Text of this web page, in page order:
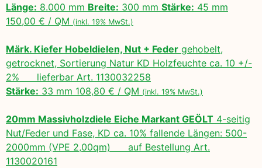
Länge: 8.000 mm Breite: 300 mm Stärke: 45 mm
150,00 € / QM (inkl. 19% MwSt.)
Märk. Kiefer Hobeldielen, Nut + Feder gehobelt,
getrocknet, Sortierung Natur KD Holzfeuchte ca. 10 +/-
2% lieferbar Art. 1130032258
Stärke: 33 mm 108,80 € / QM (inkl. 19% MwSt.)
20mm Massivholzdiele Eiche Markant GEÖLT 4-seitig
Nut/Feder und Fase, KD ca. 10% fallende Längen: 500-
2000mm (VPE 2,00qm) auf Bestellung Art.
1130020161